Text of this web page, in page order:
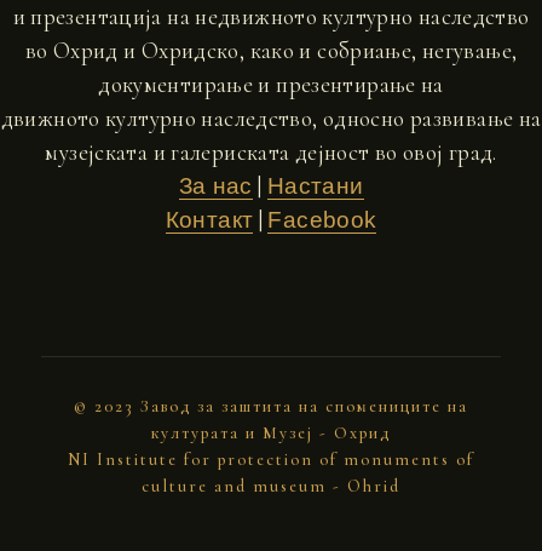
и презентација на недвижното културно наследство
во Охрид и Охридско, како и собриање, негување,
документирање и презентирање на
движното културно наследство, односно развивање на
музејската и галериската дејност во овој град.
За нас
Настани
Контакт
Facebook
© 2023 Завод за заштита на спомениците на
културата и Музеј - Охрид
NI Institute for protection of monuments of
culture and museum - Ohrid